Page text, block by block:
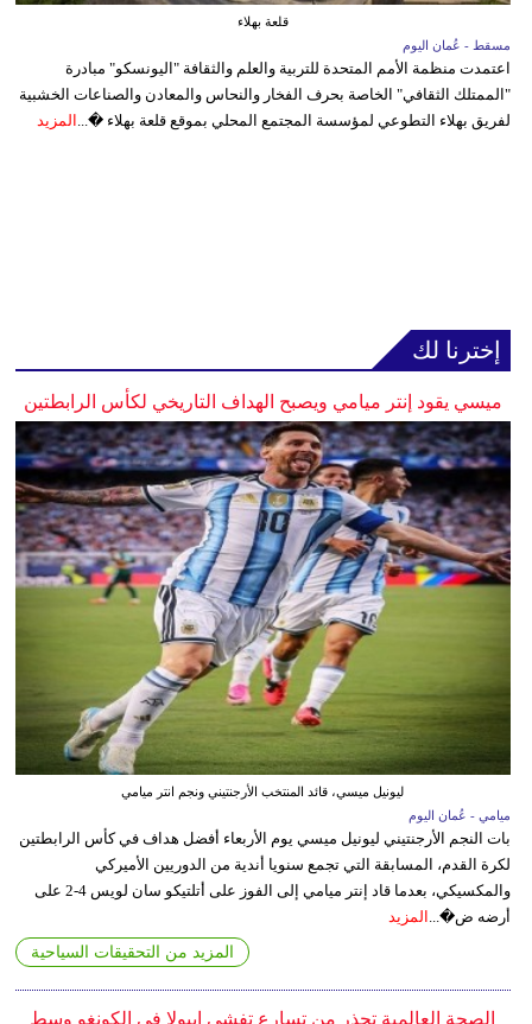
قلعة بهلاء
مسقط - عُمان اليوم
اعتمدت منظمة الأمم المتحدة للتربية والعلم والثقافة "اليونسكو" مبادرة
"الممتلك الثقافي" الخاصة بحرف الفخار والنحاس والمعادن والصناعات الخشبية
لفريق بهلاء التطوعي لمؤسسة المجتمع المحلي بموقع قلعة بهلاء �... المزيد
إخترنا لك
ميسي يقود إنتر ميامي ويصبح الهداف التاريخي لكأس الرابطتين
ليونيل ميسي، قائد المنتخب الأرجنتيني ونجم انتر ميامي
ميامي - عُمان اليوم
بات النجم الأرجنتيني ليونيل ميسي يوم الأربعاء أفضل هداف في كأس الرابطتين
لكرة القدم، المسابقة التي تجمع سنويا أندية من الدوريين الأميركي
والمكسيكي، بعدما قاد إنتر ميامي إلى الفوز على أتلتيكو سان لويس 4-2 على
أرضه ض�... المزيد
المزيد من التحقيقات السياحية
الصحة العالمية تحذر من تسارع تفشي إيبولا في الكونغو وسط